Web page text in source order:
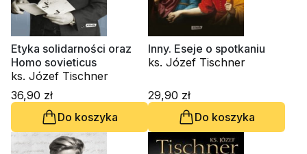
Etyka solidarności oraz
Homo sovieticus
ks. Józef Tischner
36,90 zł
Do koszyka
Inny. Eseje o spotkaniu
ks. Józef Tischner
29,90 zł
Do koszyka